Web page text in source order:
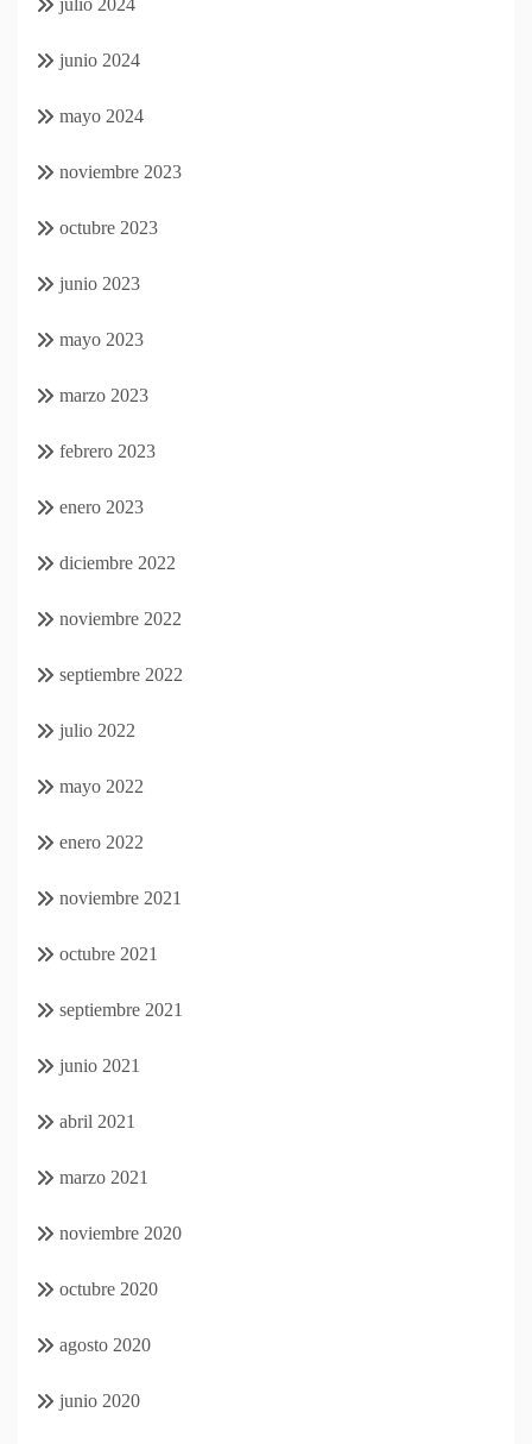
junio 2024
mayo 2024
noviembre 2023
octubre 2023
junio 2023
mayo 2023
marzo 2023
febrero 2023
enero 2023
diciembre 2022
noviembre 2022
septiembre 2022
julio 2022
mayo 2022
enero 2022
noviembre 2021
octubre 2021
septiembre 2021
junio 2021
abril 2021
marzo 2021
noviembre 2020
octubre 2020
agosto 2020
junio 2020